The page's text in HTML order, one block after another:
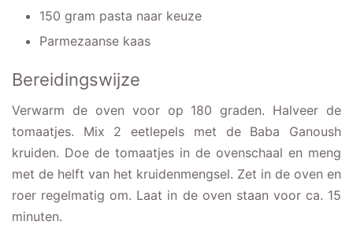
150 gram pasta naar keuze
Parmezaanse kaas
Bereidingswijze
Verwarm de oven voor op 180 graden. Halveer de
tomaatjes. Mix 2 eetlepels met de Baba Ganoush
kruiden. Doe de tomaatjes in de ovenschaal en meng
met de helft van het kruidenmengsel. Zet in de oven en
roer regelmatig om. Laat in de oven staan voor ca. 15
minuten.